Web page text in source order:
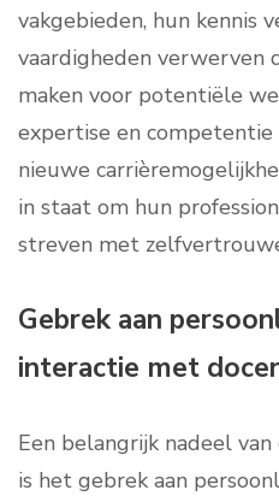
vakgebieden, hun kennis
vaardigheden verwerven
maken voor potentiële
expertise en
nieuwe
in staat om hun
streven met
Gebrek aan
interactie met
Een belangrijk nadeel
is het gebrek aan